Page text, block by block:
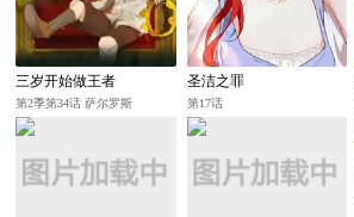
三岁开始做王者
第2季第34话 萨尔罗斯
圣洁之罪
第17话